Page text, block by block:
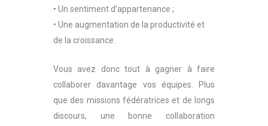
• Un sentiment d’appartenance ;
• Une augmentation de la productivité et
de la croissance.
Vous avez donc tout à gagner à faire
collaborer davantage vos équipes. Plus
que des missions fédératrices et de longs
discours, une bonne collaboration